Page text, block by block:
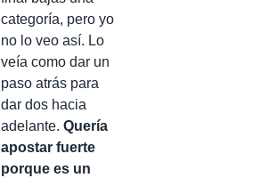
categoría, pero yo
no lo veo así. Lo
veía como dar un
paso atrás para
dar dos hacia
adelante. Quería
apostar fuerte
porque es un